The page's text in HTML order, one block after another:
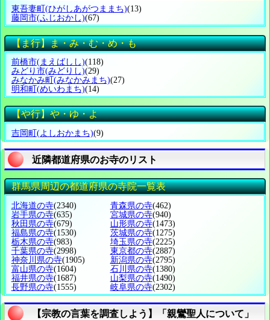
東吾妻町 (ひがしあがつままち)(13)
藤岡市(ふじおかし)(67)
【ま行】ま・み・む・め・も
前橋市(まえばしし)(118)
みどり市(みどりし)(29)
みなかみ町 (みなかみまち)(27)
明和町 (めいわまち)(14)
【や行】や・ゆ・よ
吉岡町 (よしおかまち)(9)
近隣都道府県のお寺のリスト
群馬県周辺の都道府県の寺院一覧表
北海道の寺(2340) 青森県の寺(462)
岩手県の寺(635) 宮城県の寺(940)
秋田県の寺(679) 山形県の寺(1473)
福島県の寺(1530) 茨城県の寺(1275)
栃木県の寺(983) 埼玉県の寺(2225)
千葉県の寺(2998) 東京都の寺(2887)
神奈川県の寺(1905) 新潟県の寺(2795)
富山県の寺(1604) 石川県の寺(1380)
福井県の寺(1687) 山梨県の寺(1490)
長野県の寺(1555) 岐阜県の寺(2302)
【宗教の言葉を調査しよう】「親鸞聖人について」